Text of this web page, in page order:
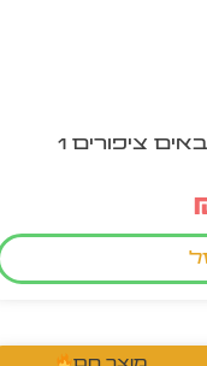
קישוט סוכה ברוכים הבאים ציפורים 1